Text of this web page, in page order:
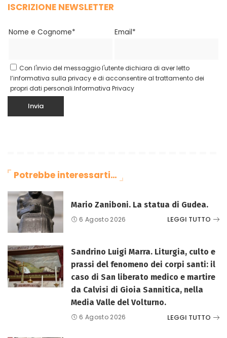
ISCRIZIONE NEWSLETTER
Nome e Cognome* Email*
Con l'invio del messaggio l'utente dichiara di aver letto
l’informativa sulla privacy e di acconsentire al trattamento dei
propri dati personali.Informativa Privacy
Potrebbe interessarti…
Mario Zaniboni. La statua di Gudea.
6 Agosto 2026 LEGGI TUTTO
Sandrino Luigi Marra. Liturgia, culto e
prassi del fenomeno dei corpi santi: il
caso di San liberato medico e martire
da Calvisi di Gioia Sannitica, nella
Media Valle del Volturno.
6 Agosto 2026 LEGGI TUTTO